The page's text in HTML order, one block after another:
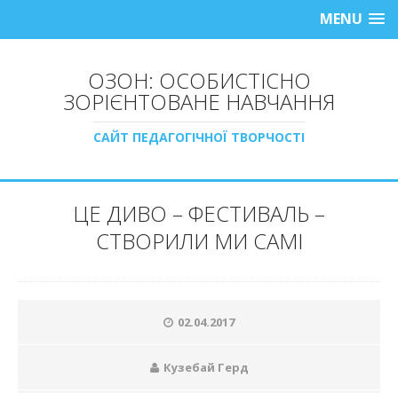
MENU
ОЗОН: ОСОБИСТІСНО
ЗОРІЄНТОВАНЕ НАВЧАННЯ
САЙТ ПЕДАГОГІЧНОЇ ТВОРЧОСТІ
ЦЕ ДИВО – ФЕСТИВАЛЬ –
СТВОРИЛИ МИ САМІ
02.04.2017
Кузебай Герд